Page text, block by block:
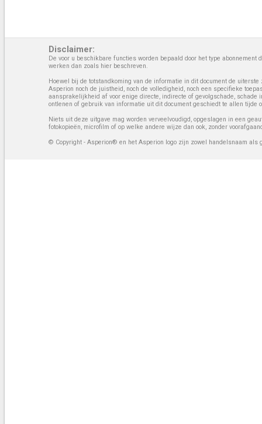
Disclaimer:
De voor u beschikbare functies worden bepaald door het type
werken dan zoals hier beschreven.
Hoewel bij de totstandkoming van de informatie in dit document de
Asperion noch de juistheid, noch de volledigheid, noch een specifieke
aansprakelijkheid af voor enige directe, indirecte of gevolgschade,
ontlenen of gebruik van informatie uit dit document geschiedt te allen tijde
Niets uit deze uitgave mag worden verveelvoudigd, opgeslagen in een
fotokopieën, microfilm of op welke andere wijze dan ook, zonder
© Copyright - Asperion® en het Asperion logo zijn zowel handelsnaam als